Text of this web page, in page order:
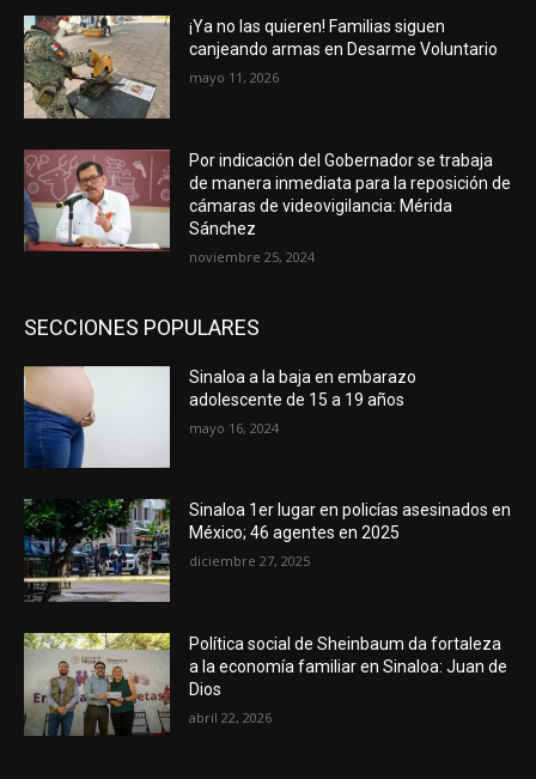
¡Ya no las quieren! Familias siguen
canjeando armas en Desarme Voluntario
mayo 11, 2026
Por indicación del Gobernador se trabaja
de manera inmediata para la reposición de
cámaras de videovigilancia: Mérida
Sánchez
noviembre 25, 2024
SECCIONES POPULARES
Sinaloa a la baja en embarazo
adolescente de 15 a 19 años
mayo 16, 2024
Sinaloa 1er lugar en policías asesinados en
México; 46 agentes en 2025
diciembre 27, 2025
Política social de Sheinbaum da fortaleza
a la economía familiar en Sinaloa: Juan de
Dios
abril 22, 2026